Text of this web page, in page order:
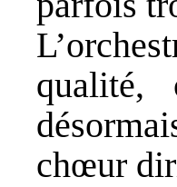
qualité,
chœur